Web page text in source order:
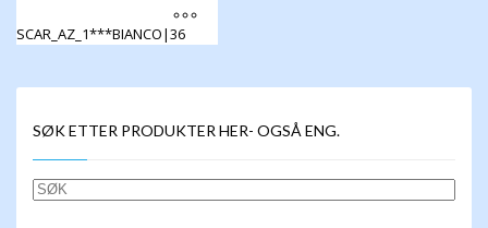
SCAR_AZ_1***BIANCO|36
har
varianter.
Alternativene
kan
velges
SØK ETTER PRODUKTER HER- OGSÅ ENG.
SØK